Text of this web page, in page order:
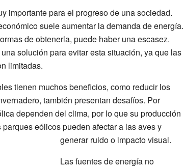
importante para el progreso de una sociedad.
suele aumentar la demanda de energía.
de obtenerla, puede haber una escasez.
solución para evitar esta situación, ya que las
limitadas.
tienen muchos beneficios, como reducir los
también presentan desafíos. Por
dependen del clima, por lo que su producción
eólicos pueden afectar a las aves y
generar ruido o impacto visual.
Las fuentes de energía no